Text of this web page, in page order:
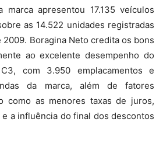
marca apresentou 17.135 veículos
as 14.522 unidades registradas
Boragina Neto credita os bons
ao excelente desempenho do
com 3.950 emplacamentos e
da marca, além de fatores
como as menores taxas de juros,
a influência do final dos descontos